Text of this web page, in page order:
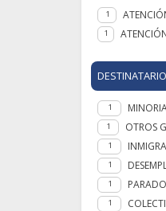
1
1
1
1
1
1
1
1